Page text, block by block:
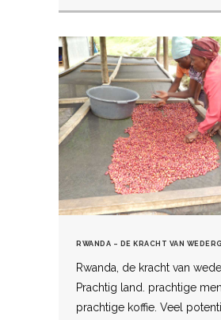
RWANDA – DE KRACHT VAN
Rwanda, de kracht van
Prachtig land. prachtige
prachtige koffie. Veel